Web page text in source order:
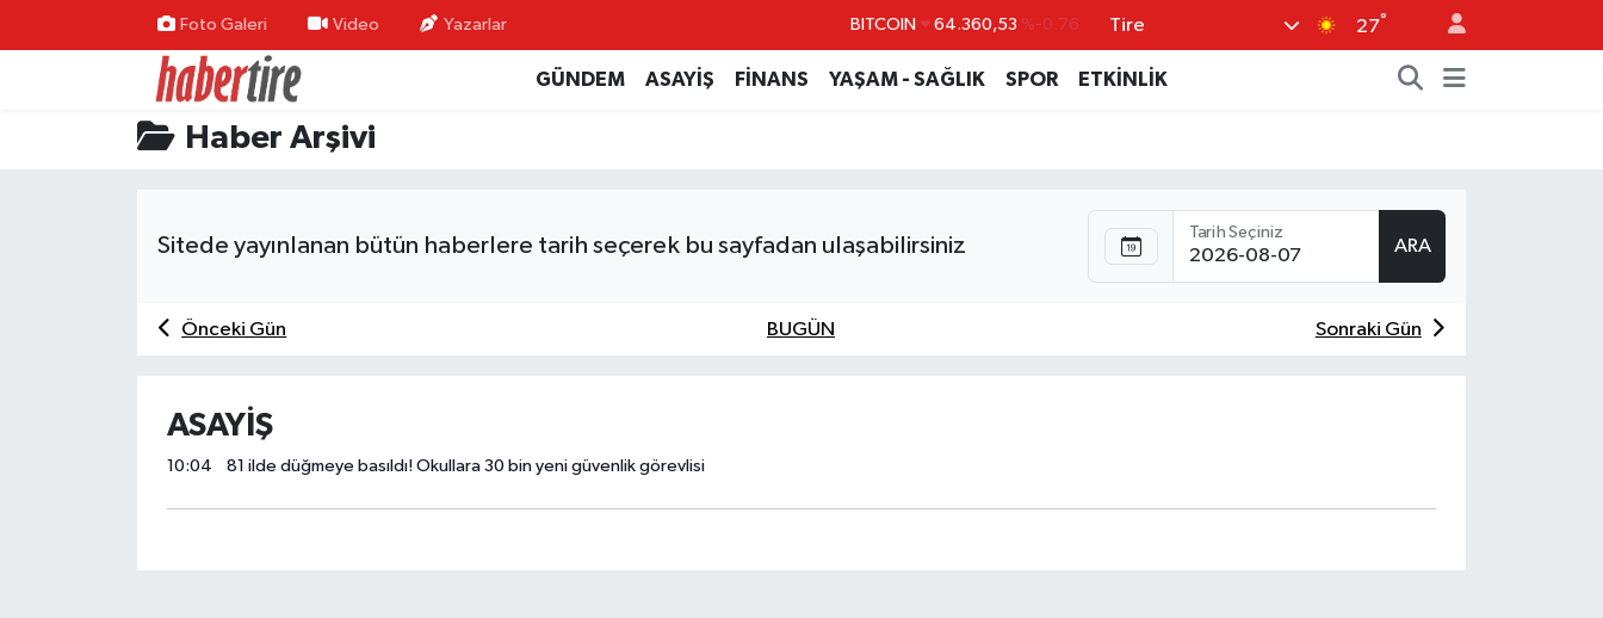
Foto Galeri Video Yazarlar BITCOIN 64.360,53 %-0.76
DOLAR 47,7143 %0.16
BİST100
Tire 27°
GÜNDEM ASAYİŞ FİNANS YAŞAM - SAĞLIK SPOR ETKİNLİK
Haber Arşivi
Sitede yayınlanan bütün haberlere tarih seçerek bu sayfadan ulaşabilirsiniz
Tarih Seçiniz
ARA
Önceki Gün BUGÜN Sonraki Gün
ASAYİŞ
10:04 81 ilde düğmeye basıldı! Okullara 30 bin yeni güvenlik görevlisi
Tire Nöbetçi Eczaneler
Tire Hava Durumu
Tüm Manşetler
Haber Arşivi